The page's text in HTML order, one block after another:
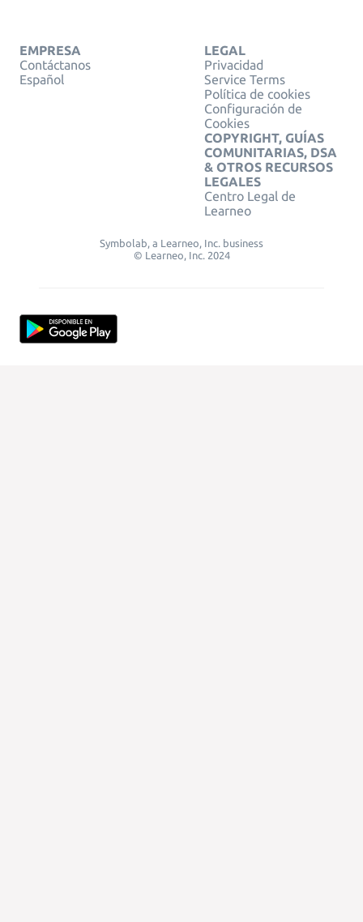
EMPRESA
Contáctanos
Español
LEGAL
Privacidad
Service Terms
Política de cookies
Configuración de
Cookies
COPYRIGHT, GUÍAS
COMUNITARIAS, DSA
& OTROS RECURSOS
LEGALES
Centro Legal de
Learneo
Symbolab, a Learneo, Inc. business
© Learneo, Inc. 2024